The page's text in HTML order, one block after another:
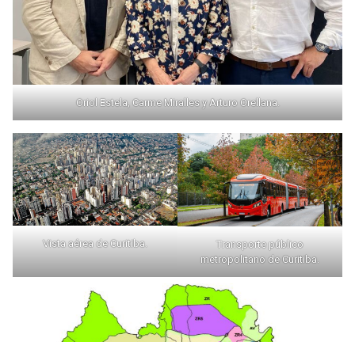
Oriol Estela, Carme Miralles y Arturo Orellana.
Vista aérea de Curitiba.
Transporte público
metropolitano de Curitiba.